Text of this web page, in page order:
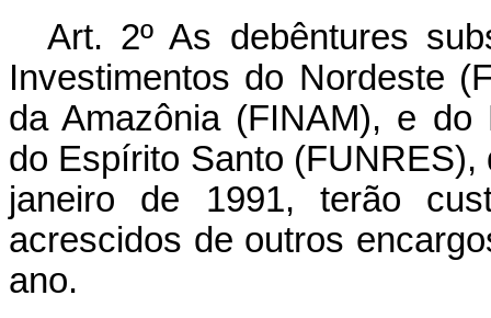
Art. 2º As debêntures
Investimentos do Nordeste
da Amazônia (FINAM), e do
do Espírito Santo (FUNRES),
janeiro de 1991, terão
acrescidos de outros
ano.